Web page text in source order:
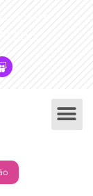
Slideshare